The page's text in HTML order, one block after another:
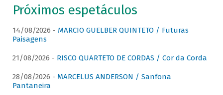
Próximos espetáculos
14/08/2026 - MARCIO GUELBER QUINTETO / Futuras
Paisagens
21/08/2026 - RISCO QUARTETO DE CORDAS / Cor da Corda
28/08/2026 - MARCELUS ANDERSON / Sanfona
Pantaneira